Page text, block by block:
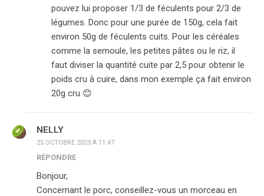
pouvez lui proposer 1/3 de féculents pour 2/3 de
légumes. Donc pour une purée de 150g, cela fait
environ 50g de féculents cuits. Pour les céréales
comme la semoule, les petites pâtes ou le riz, il
faut diviser la quantité cuite par 2,5 pour obtenir le
poids cru à cuire, dans mon exemple ça fait environ
20g cru 😊
NELLY
25 OCTOBRE 2023 À 11:47
RÉPONDRE
Bonjour,
Concernant le porc, conseillez-vous un morceau en